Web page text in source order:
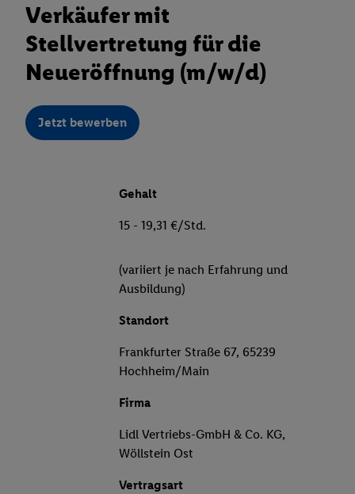
Verkäufer mit
Stellvertretung für die
Neueröffnung (m/w/d)
Jetzt bewerben
Gehalt
15 - 19,31 €/Std.
(variiert je nach Erfahrung und
Ausbildung)
Standort
Frankfurter Straße 67, 65239
Hochheim/Main
Firma
Lidl Vertriebs-GmbH & Co. KG,
Wöllstein Ost
Vertragsart